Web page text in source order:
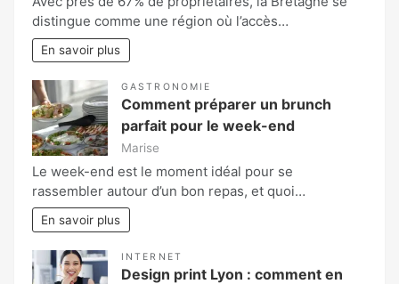
distingue comme une région où l’accès…
En savoir plus
GASTRONOMIE
Comment préparer un brunch
parfait pour le week-end
Marise
Le week-end est le moment idéal pour se
rassembler autour d’un bon repas, et quoi…
En savoir plus
INTERNET
Design print Lyon : comment en